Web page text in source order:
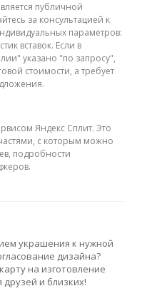
публичной
за консультацией к
параметров:
вставок. Если в
указано "по запросу",
стоимости, а требует
Яндекс Сплит. Это
с которым можно
подробности
украшения к нужной
дизайна?
на изготовление
и близких!